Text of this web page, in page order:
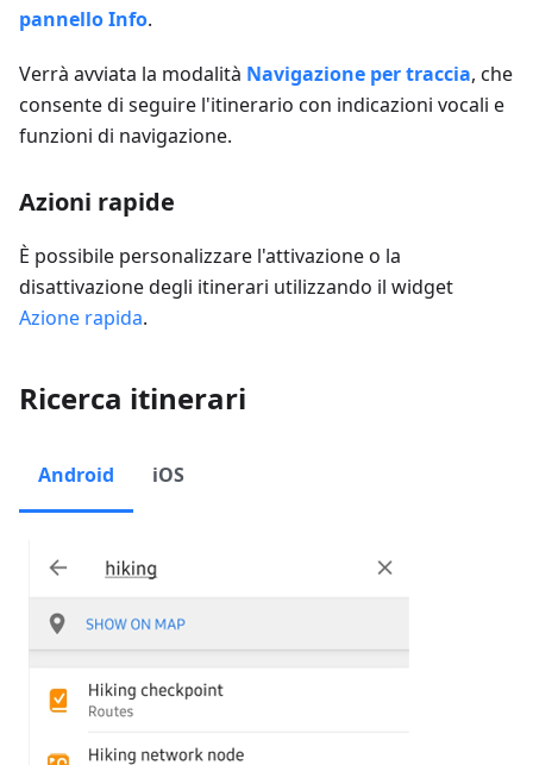
pannello Info.
Verrà avviata la modalità Navigazione per traccia, che
consente di seguire l'itinerario con indicazioni vocali e
funzioni di navigazione.
Azioni rapide
È possibile personalizzare l'attivazione o la
disattivazione degli itinerari utilizzando il widget
Azione rapida.
Ricerca itinerari
Android iOS